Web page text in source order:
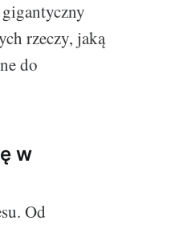
rzeczy, jaką
do
w
Od